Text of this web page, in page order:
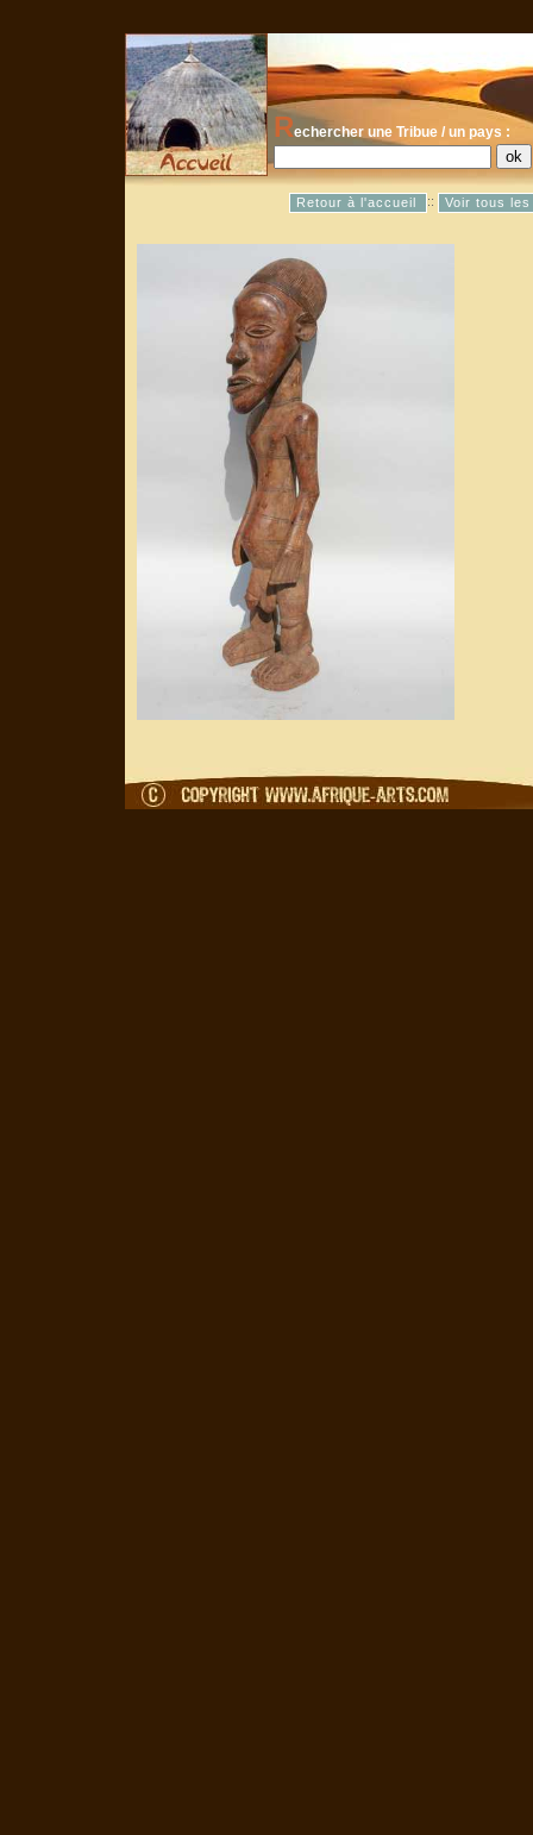
Rechercher une Tribue / un pays :
Retour à l'accueil :: Voir tous